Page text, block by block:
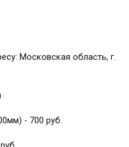
Московская область, г.
- 700 руб.